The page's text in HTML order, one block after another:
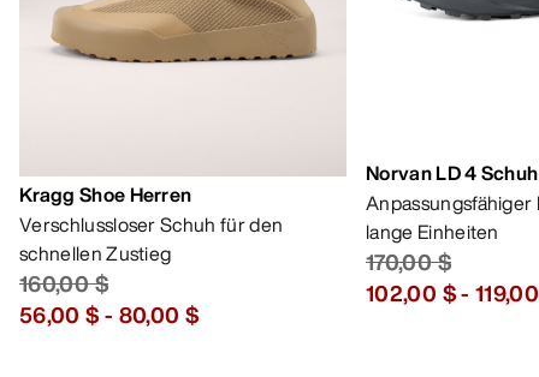
Kragg Shoe Herren
Verschlussloser Schuh für den
schnellen Zustieg
160,00 $
56,00 $- 80,00 $
Norvan LD 4
lange Einheiten
170,00 $
102,00 $-